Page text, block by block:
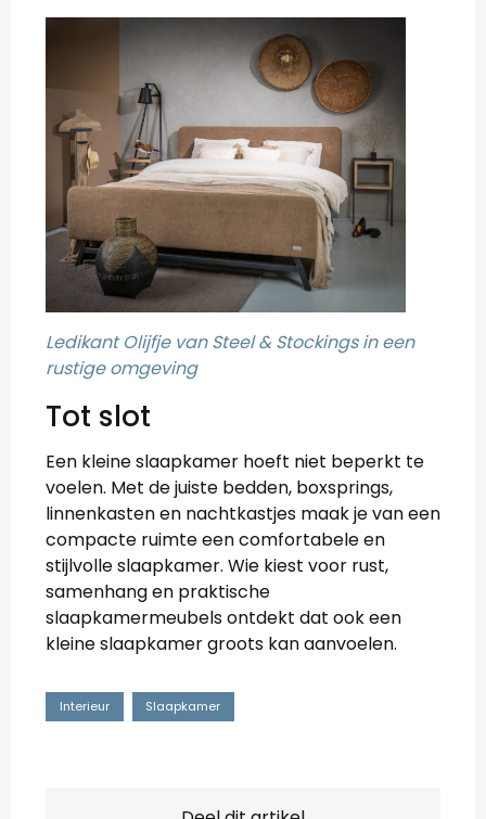
Ledikant Olijfje van Steel & Stockings in een
rustige omgeving
Tot slot
Een kleine slaapkamer hoeft niet beperkt te
voelen. Met de juiste bedden, boxsprings,
linnenkasten en nachtkastjes maak je van een
compacte ruimte een comfortabele en
stijlvolle slaapkamer. Wie kiest voor rust,
samenhang en praktische
slaapkamermeubels ontdekt dat ook een
kleine slaapkamer groots kan aanvoelen.
Interieur Slaapkamer